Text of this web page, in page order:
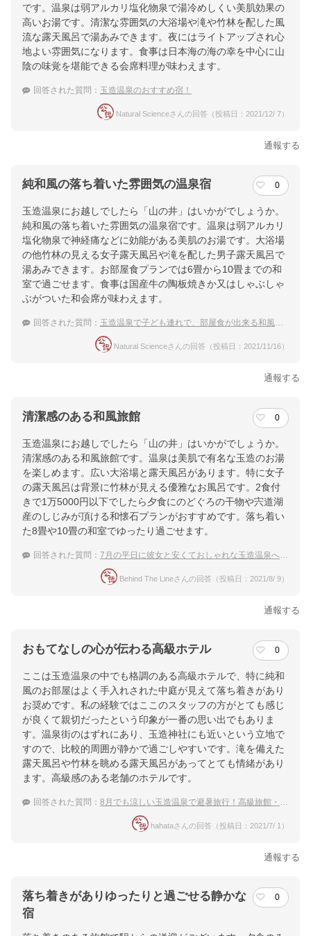
です。温泉は弱アルカリ塩化物泉で湯冷めしくい美肌効果の
高いお湯です。清潔な雰囲気の大浴場や滝や竹林を配した風
流な露天風呂で湯あみできます。夜にはライトアップされ心
地よい雰囲気になります。食事は日本海の海の幸を中心に山
陰の味覚を堪能できる会席料理が味わえます。
回答された質問： 玉造温泉のおすすめ宿！
Natural Scienceさんの回答（投稿日：2021/12/ 7）
通報する
純和風の落ち着いた雰囲気の温泉宿 0
玉造温泉にお越しでしたら「山の井」はいかがでしょうか。
純和風の落ち着いた雰囲気の温泉宿です。温泉は弱アルカリ
塩化物泉で神経痛などに効能がある美肌のお湯です。大浴場
の他竹林の見える女子露天風呂や滝を配した男子露天風呂で
湯あみできます。お部屋食プランでは6畳から10畳までの和
室で過ごせます。食事は国産牛の陶板焼きか又はしゃぶしゃ
ぶがついた和会席が味わえます。
回答された質問： 玉造温泉で子ども連れで、部屋食が出来る和風の温泉宿！
Natural Scienceさんの回答（投稿日：2021/11/16）
通報する
清潔感のある和風旅館 0
玉造温泉にお越しでしたら「山の井」はいかがでしょうか。
清潔感のある和風旅館です。温泉は美肌で有名な玉造のお湯
を楽しめます。広い大浴場と露天風呂があります。特に女子
の露天風呂は背景に竹林が見える優雅なお風呂です。2食付
きで1万5000円以下でしたら夕食にのどぐろの干物や宍道湖
産のしじみが頂ける和懐石プランがおすすめです。落ち着い
た8畳や10畳の和室でゆったり過ごせます。
回答された質問： 7月の平日に彼女と安くておしゃれな玉造温泉へ！食事付きで手ごろな宿
Behind The Lineさんの回答（投稿日：2021/8/ 9）
通報する
おもてなしの心が伝わる高級ホテル 0
ここは玉造温泉の中でも格調のある高級ホテルで、特に純和
風のお部屋はよく手入れされた中庭が見えて落ち着きがあり
お奨めです。私の経験ではここのスタッフの方がとても感じ
が良くて親切だったという印象が一番の思い出でもありま
す。温泉街のはずれにあり、玉造神社にも近いという立地で
すので、比較的周囲が静かで過ごしやすいです。滝を備えた
露天風呂や竹林を眺める露天風呂があってとても情緒があり
ます。高級感のある老舗のホテルです。
回答された質問： 8月でも涼しい玉造温泉で避暑旅行！高級旅館・温泉宿を教えてください。
hahataさんの回答（投稿日：2021/7/ 1）
通報する
落ち着きがありゆったりと過ごせる静かな
宿
0